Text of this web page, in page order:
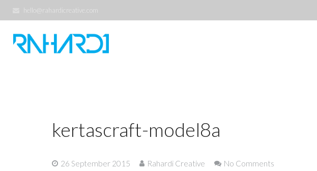
hello@rahardicreative.com
kertascraft-model8a
26 September 2015 Rahardi Creative No Comments